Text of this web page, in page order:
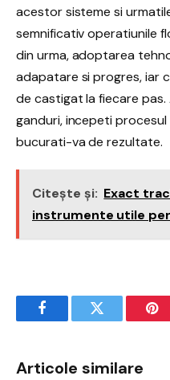
acestor sisteme si
semnificativ operatiunile
din urma, adoptarea
adapatare si progres, iar
de castigat la fiecare
ganduri, incepeti
bucurati-va de rezultate.
Citește și: Exact
instrumente utile
FacebookTwitter
Articole similare